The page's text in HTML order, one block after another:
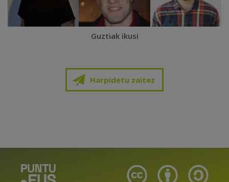
Guztiak ikusi
Harpidetu zaitez